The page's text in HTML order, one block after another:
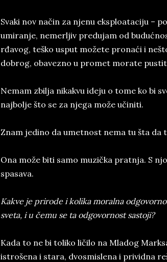
Svaki nov način za njenu eksploataciju –
umiranje, nemerljiv predujam od
rđavog, teško usput možete pronaći i
dobrog, obavezno u promet morate
Nemam zbilja nikakvu ideju o tome ko bi
najbolje što se za njega može učiniti.
Znam jedino da umetnost nema tu šta da
Ona može biti samo muzička pratnja. S
spasava.
Kakve je prirode i kolika moralna
sveta, i u čemu se ta odgovornost sastoji?
Kada to ne bi toliko ličilo na Mladog
istrošena i stara, dvosmislena i prividna